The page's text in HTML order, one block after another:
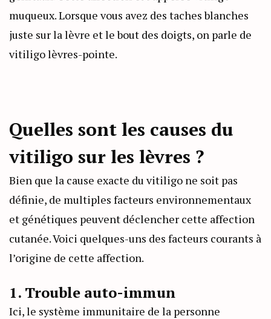
muqueux. Lorsque vous avez des taches blanches
juste sur la lèvre et le bout des doigts, on parle de
vitiligo lèvres-pointe.
Quelles sont les causes du
vitiligo sur les lèvres ?
Bien que la cause exacte du vitiligo ne soit pas
définie, de multiples facteurs environnementaux
et génétiques peuvent déclencher cette affection
cutanée. Voici quelques-uns des facteurs courants à
l’origine de cette affection.
1. Trouble auto-immun
Ici, le système immunitaire de la personne